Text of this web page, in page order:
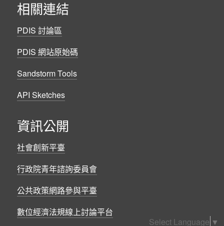
相關連結
PDIS 討論區
PDIS 網站原始碼
Sandstorm Tools
API Sketches
資訊公開
社會創新平臺
行政院青年諮詢委員會
公共政策網路參與平臺
數位經濟法規線上討論平台
Select Language ▼